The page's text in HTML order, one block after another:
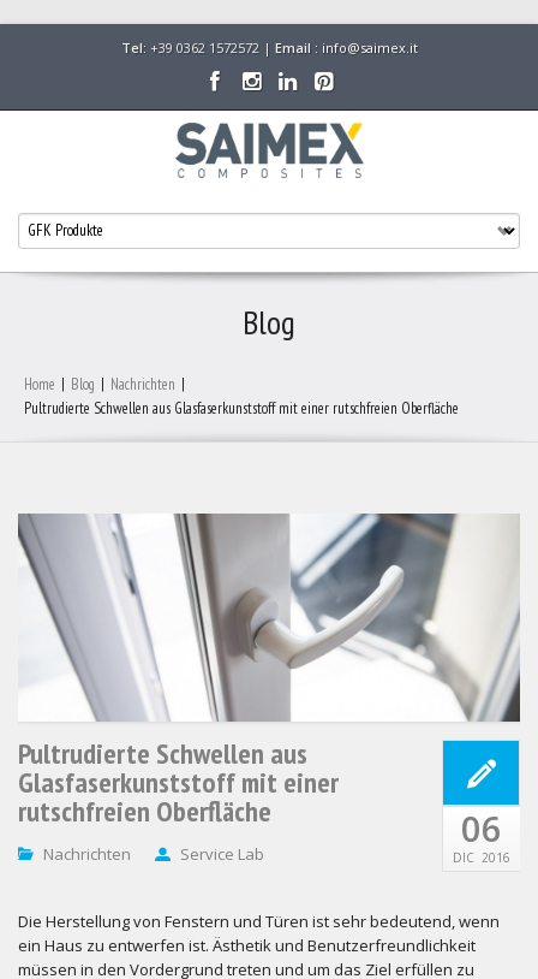
Tel: +39 0362 1572572 | Email : info@saimex.it
Blog
Home | Blog | Nachrichten |
Pultrudierte Schwellen aus Glasfaserkunststoff mit einer rutschfreien Oberfläche
Pultrudierte Schwellen aus
Glasfaserkunststoff mit einer
rutschfreien Oberfläche
Nachrichten Service Lab
06
DIC 2016
Die Herstellung von Fenstern und Türen ist sehr bedeutend, wenn
ein Haus zu entwerfen ist. Ästhetik und Benutzerfreundlichkeit
müssen in den Vordergrund treten und um das Ziel erfüllen zu